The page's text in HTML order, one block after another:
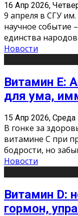
16 Апр 2026,
9 апреля в СГУ
научное событие
единства
Новости
Витамин Е:
для ума,
15 Апр 2026, Среда
В гонке за
витамине С при
бодрости, но
Новости
Витамин D:
гормон,